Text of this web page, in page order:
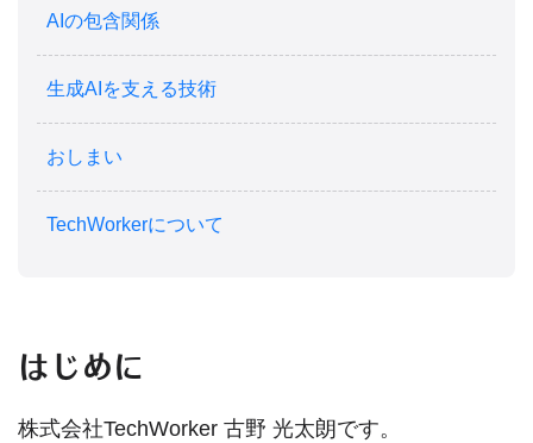
AIの包含関係
生成AIを支える技術
おしまい
TechWorkerについて
はじめに
株式会社TechWorker 古野 光太朗です。